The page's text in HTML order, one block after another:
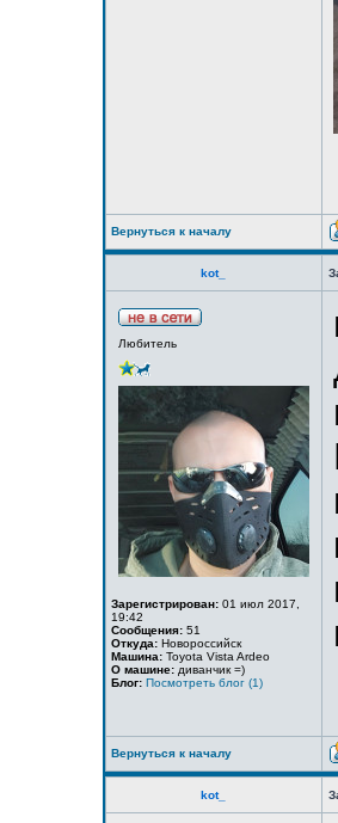
Вернуться к началу
kot_
Любитель
Зарегистрирован: 01 июл 2017,
19:42
Сообщения: 51
Откуда: Новороссийск
Машина: Toyota Vista Ardeo
О машине: диванчик =)
Блог: Посмотреть блог (1)
Вернуться к началу
kot_